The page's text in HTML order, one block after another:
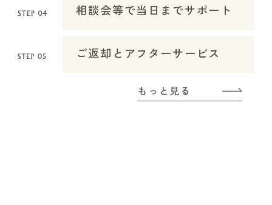
相談会等で当日までサポート
ご返却とアフターサービス
もっと見る